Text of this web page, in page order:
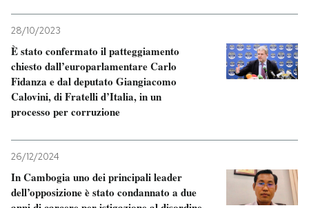
28/10/2023
È stato confermato il patteggiamento
chiesto dall’europarlamentare Carlo
Fidanza e dal deputato Giangiacomo
Calovini, di Fratelli d’Italia, in un
processo per corruzione
26/12/2024
In Cambogia uno dei principali leader
dell’opposizione è stato condannato a due